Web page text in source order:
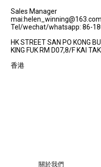
Sales Manager
mai:helen_winning@163.com
Tel/wechat/whatsapp: 86-
HK STREET SAN PO KONG
KING FUK RM D07,8/F KAI
香港
關於我們